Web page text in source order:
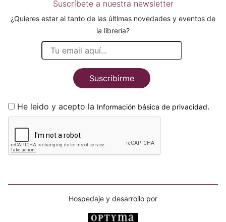
Suscríbete a nuestra newsletter
¿Quieres estar al tanto de las últimas novedades y eventos de
la librería?
Suscribirme
He leido y acepto la Información básica de privacidad.
Hospedaje y desarrollo por